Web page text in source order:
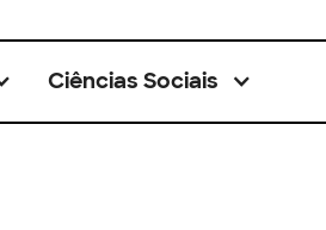
Ciências Sociais